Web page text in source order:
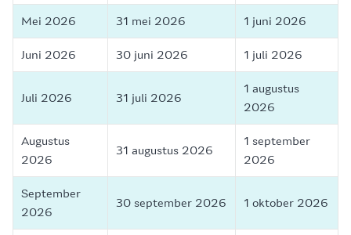
Mei 2026 31 mei 2026 1 juni 2026
Juni 2026 30 juni 2026 1 juli 2026
Juli 2026 31 juli 2026
1 augustus
2026
Augustus
2026
31 augustus 2026
1 september
2026
September
2026
30 september 2026 1 oktober 2026